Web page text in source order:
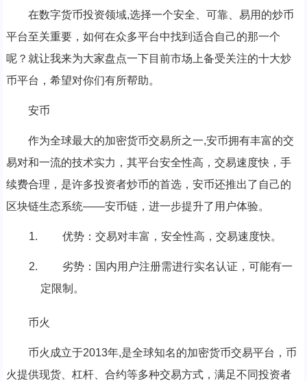
在数字货币投资领域,选择一个安全、可靠、易用的炒币
平台至关重要，如何在众多平台中找到适合自己的那一个
呢？就让我来为大家盘点一下目前市场上备受关注的十大炒
币平台，希望对你们有所帮助。
安币
作为全球最大的加密货币交易所之一,安币拥有丰富的交
易对和一流的技术实力，其平台安全性高，交易速度快，手
续费合理，是许多投资者炒币的首选，安币还推出了自己的
区块链生态系统——安币链，进一步提升了用户体验。
优势：交易对丰富，安全性高，交易速度快。
劣势：国内用户注册需进行实名认证，可能有一
定限制。
币火
币火成立于2013年,是全球知名的加密货币交易平台，币
火提供现货、杠杆、合约等多种交易方式，满足不同投资者